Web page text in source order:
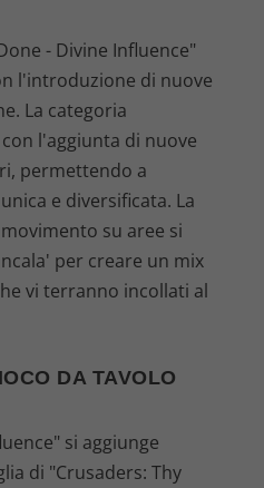
- Divine Influence"
l'introduzione di nuove
La categoria
l'aggiunta di nuove
permettendo a
e diversificata. La
su aree si
per creare un mix
vi terranno incollati al
DA TAVOLO
si aggiunge
di "Crusaders: Thy